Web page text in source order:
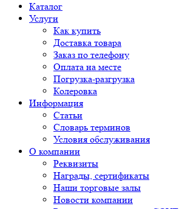
Каталог
Услуги
Как купить
Доставка товара
Заказ по телефону
Оплата на месте
Погрузка-разгрузка
Колеровка
Информация
Статьи
Словарь терминов
Условия обслуживания
О компании
Реквизиты
Награды, сертификаты
Наши торговые залы
Новости компании